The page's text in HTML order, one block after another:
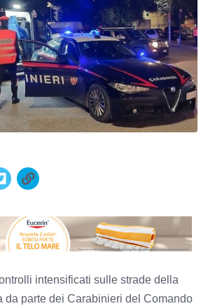
intensificati sulle strade della
da parte dei Carabinieri del Comando